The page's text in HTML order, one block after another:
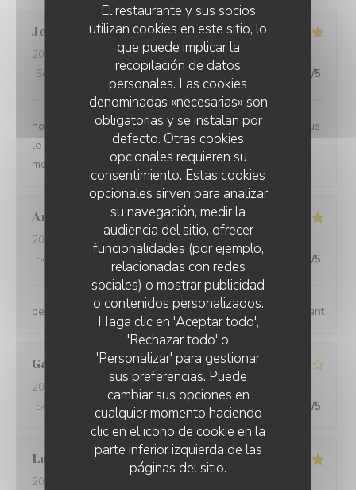
El restaurante y sus socios
utilizan cookies en este sitio, lo
que puede implicar la
recopilación de datos
personales. Las cookies
denominadas «necesarias» son
obligatorias y se instalan por
defecto. Otras cookies
opcionales requieren su
consentimiento. Estas cookies
opcionales sirven para analizar
su navegación, medir la
audiencia del sitio, ofrecer
funcionalidades (por ejemplo,
relacionadas con redes
sociales) o mostrar publicidad
o contenidos personalizados.
Haga clic en 'Aceptar todo',
'Rechazar todo' o
'Personalizar' para gestionar
sus preferencias. Puede
cambiar sus opciones en
cualquier momento haciendo
clic en el icono de cookie en la
parte inferior izquierda de las
páginas del sitio.
Jean Michel B
2026-08-02
- 13:15 - Invitados 10
Servicio
Ambiente: 5/5 Menú: 5/5 Calidad / Precio /5
nous sommes très satisfait et surtout n'hésité pas, je vous
le conseil personnel très à l'écoute des personnes à la
moindre demande
Anne
2026-08-07
- 13:00 - Invitados 4
Servicio
Ambiente Menú Calidad / Precio /5
personnel qualifié, très agréable, aimable. repas excellant
Gaetan
2026-08-08
- 13:00 - Invitados 2
Servicio
Ambiente : Menú 4 Calidad / Precio 4/5
Ludovic
2026-08-07